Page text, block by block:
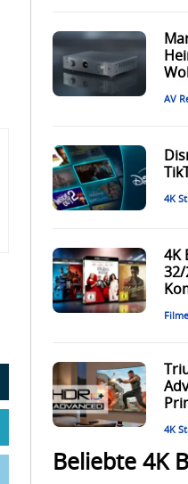
AV
4K
4K
32/
Filme
4K
Beliebte 4K